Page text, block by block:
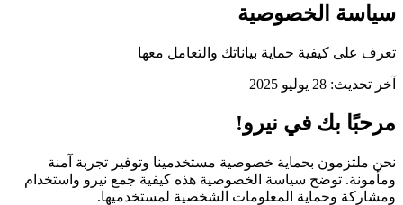
سياسة الخصوصية
تعرف على كيفية حماية بياناتك والتعامل معها
آخر تحديث: 28 يوليو 2025
مرحبًا بك في نيرو!
نحن ملتزمون بحماية خصوصية مستخدمينا وتوفير تجربة آمنة
ومأمونة. توضح سياسة الخصوصية هذه كيفية جمع نيرو واستخدام
ومشاركة وحماية المعلومات الشخصية لمستخدميها.